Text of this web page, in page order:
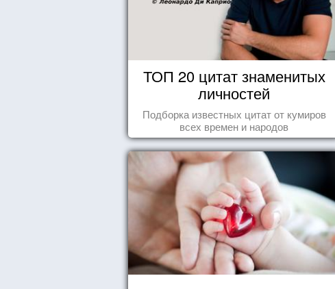
ТОП 20 цитат знаменитых
личностей
Подборка известных цитат от кумиров
всех времен и народов